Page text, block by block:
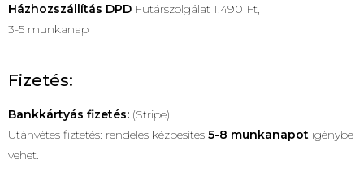
Házhozszállítás DPD Futárszolgálat 1.490 Ft,
3-5 munkanap
Fizetés:
Bankkártyás fizetés: (Stripe)
Utánvétes fiztetés: rendelés kézbesítés 5-8 munkanapot igénybe
vehet.